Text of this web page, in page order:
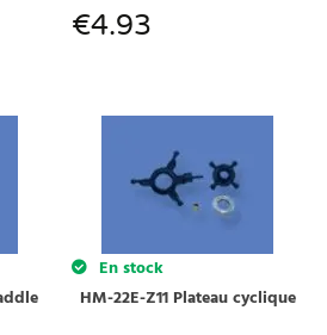
€4.93
En stock
HM-22E-Z11 Plateau cyclique